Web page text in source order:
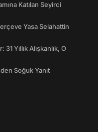
Katılan Seyirci
Yasa Selahattin
Yıllık Alışkanlık, O
Soğuk Yanıt